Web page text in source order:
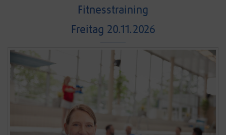
Fitnesstraining
Freitag 20.11.2026